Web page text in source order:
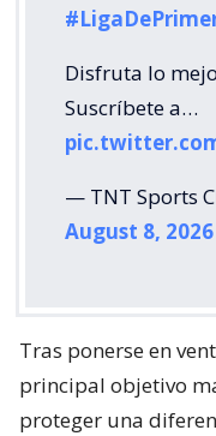
Disfruta lo
Suscríbete a…
— TNT Sports
August 8, 2026
Tras ponerse en
principal objetivo
proteger una